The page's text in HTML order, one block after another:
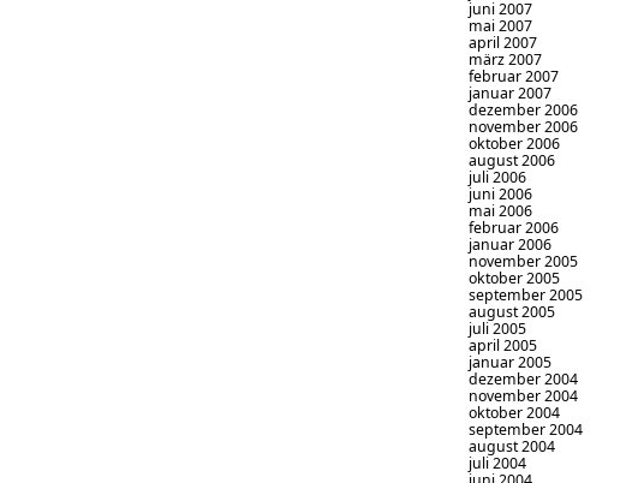
juni 2007
mai 2007
april 2007
märz 2007
februar 2007
januar 2007
dezember 2006
november 2006
oktober 2006
august 2006
juli 2006
juni 2006
mai 2006
februar 2006
januar 2006
november 2005
oktober 2005
september 2005
august 2005
juli 2005
april 2005
januar 2005
dezember 2004
november 2004
oktober 2004
september 2004
august 2004
juli 2004